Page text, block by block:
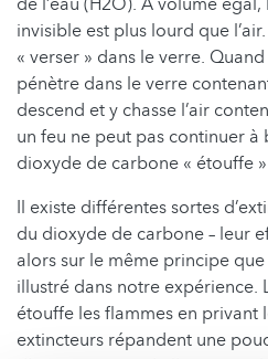
invisible est plus lourd que
« verser » dans le verre.
pénètre dans le verre
descend et y chasse l’air
un feu ne peut pas continuer à
dioxyde de carbone « étouffe
Il existe différentes sortes
du dioxyde de carbone – leur
alors sur le même principe
illustré dans notre expérience.
étouffe les flammes en privant
extincteurs répandent une